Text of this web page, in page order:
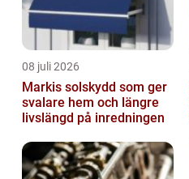
08 juli 2026
Markis solskydd som ger
svalare hem och längre
livslängd på inredningen